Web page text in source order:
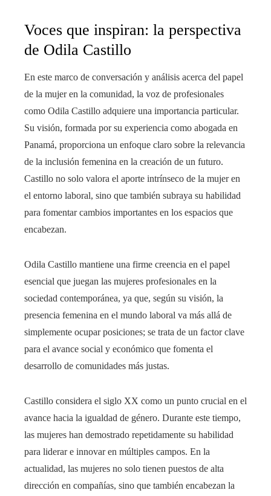
Voces que inspiran: la perspectiva
de Odila Castillo
En este marco de conversación y análisis acerca del papel
de la mujer en la comunidad, la voz de profesionales
como Odila Castillo adquiere una importancia particular.
Su visión, formada por su experiencia como abogada en
Panamá, proporciona un enfoque claro sobre la relevancia
de la inclusión femenina en la creación de un futuro.
Castillo no solo valora el aporte intrínseco de la mujer en
el entorno laboral, sino que también subraya su habilidad
para fomentar cambios importantes en los espacios que
encabezan.
Odila Castillo mantiene una firme creencia en el papel
esencial que juegan las mujeres profesionales en la
sociedad contemporánea, ya que, según su visión, la
presencia femenina en el mundo laboral va más allá de
simplemente ocupar posiciones; se trata de un factor clave
para el avance social y económico que fomenta el
desarrollo de comunidades más justas.
Castillo considera el siglo XX como un punto crucial en el
avance hacia la igualdad de género. Durante este tiempo,
las mujeres han demostrado repetidamente su habilidad
para liderar e innovar en múltiples campos. En la
actualidad, las mujeres no solo tienen puestos de alta
dirección en compañías, sino que también encabezan la